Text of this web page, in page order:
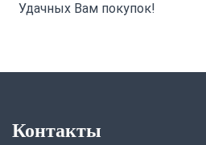
Удачных Вам покупок!
Контакты